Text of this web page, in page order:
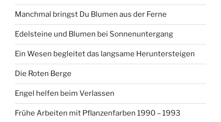
Manchmal bringst Du Blumen aus der Ferne
Edelsteine und Blumen bei Sonnenuntergang
Ein Wesen begleitet das langsame Heruntersteigen
Die Roten Berge
Engel helfen beim Verlassen
Frühe Arbeiten mit Pflanzenfarben 1990 – 1993